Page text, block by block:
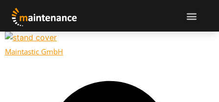
Maintastic GmbH